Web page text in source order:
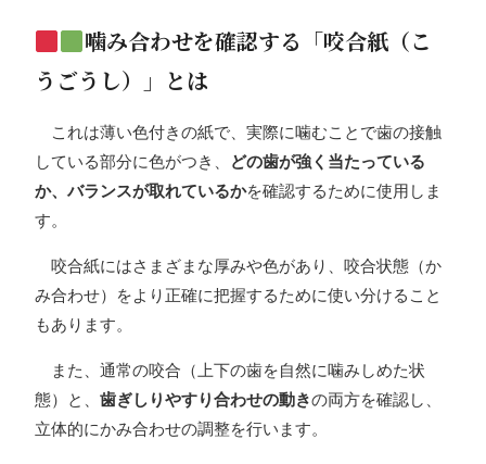
噛み合わせを確認する「咬合紙（こ
うごうし）」とは
これは薄い色付きの紙で、実際に噛むことで歯の接触
している部分に色がつき、
どの歯が強く当たっている
か、バランスが取れているかを確認するために使用しま
す。
咬合紙にはさまざまな厚みや色があり、咬合状態（か
み合わせ）をより正確に把握するために使い分けること
もあります。
また、通常の咬合（上下の歯を自然に噛みしめた状
態）と、 歯ぎしりやすり合わせの動きの両方を確認し、
立体的にかみ合わせの調整を行います。